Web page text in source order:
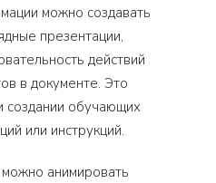
можно создавать
презентации,
действий
в документе. Это
создании обучающих
или инструкций.
анимировать